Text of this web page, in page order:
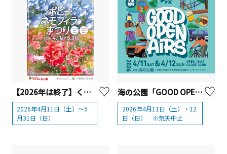
【2026年は終了】くりはま花の国 「ポピー・ネモフィラまつり」2026【横須賀市】
2026年4月11日（土）～5
月31日（日）
海の公園「GOOD OPEN AIRS 2026（グッドオープンエアズ 2026）」【横浜市】
2026年4月11日（土）・12
日（日） ※荒天中止